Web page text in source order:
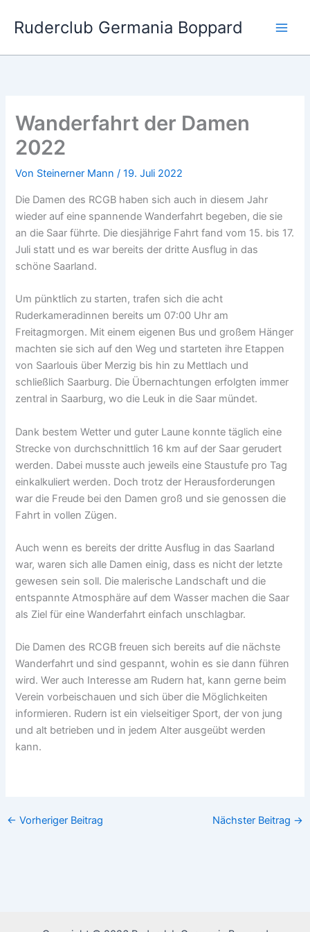
InhaltRuderclub Germania Boppard
Wanderfahrt der Damen
2022
Von Steinerner Mann/19. Juli 2022
Die Damen des RCGB haben sich auch in diesem Jahr
wieder auf eine spannende Wanderfahrt begeben, die sie
an die Saar führte. Die diesjährige Fahrt fand vom 15. bis 17.
Juli statt und es war bereits der dritte Ausflug in das
schöne Saarland.
Um pünktlich zu starten, trafen sich die acht
Ruderkameradinnen bereits um 07:00 Uhr am
Freitagmorgen. Mit einem eigenen Bus und großem Hänger
machten sie sich auf den Weg und starteten ihre Etappen
von Saarlouis über Merzig bis hin zu Mettlach und
schließlich Saarburg. Die Übernachtungen erfolgten immer
zentral in Saarburg, wo die Leuk in die Saar mündet.
Dank bestem Wetter und guter Laune konnte täglich eine
Strecke von durchschnittlich 16 km auf der Saar gerudert
werden. Dabei musste auch jeweils eine Staustufe pro Tag
einkalkuliert werden. Doch trotz der Herausforderungen
war die Freude bei den Damen groß und sie genossen die
Fahrt in vollen Zügen.
Auch wenn es bereits der dritte Ausflug in das Saarland
war, waren sich alle Damen einig, dass es nicht der letzte
gewesen sein soll. Die malerische Landschaft und die
entspannte Atmosphäre auf dem Wasser machen die Saar
als Ziel für eine Wanderfahrt einfach unschlagbar.
Die Damen des RCGB freuen sich bereits auf die nächste
Wanderfahrt und sind gespannt, wohin es sie dann führen
wird. Wer auch Interesse am Rudern hat, kann gerne beim
Verein vorbeischauen und sich über die Möglichkeiten
informieren. Rudern ist ein vielseitiger Sport, der von jung
und alt betrieben und in jedem Alter ausgeübt werden
kann.
← Vorheriger Beitrag Nächster Beitrag →